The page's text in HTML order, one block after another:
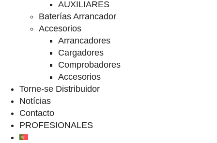
AUXILIARES
Baterías Arrancador
Accesorios
Arrancadores
Cargadores
Comprobadores
Accesorios
Torne-se Distribuidor
Notícias
Contacto
PROFESIONALES